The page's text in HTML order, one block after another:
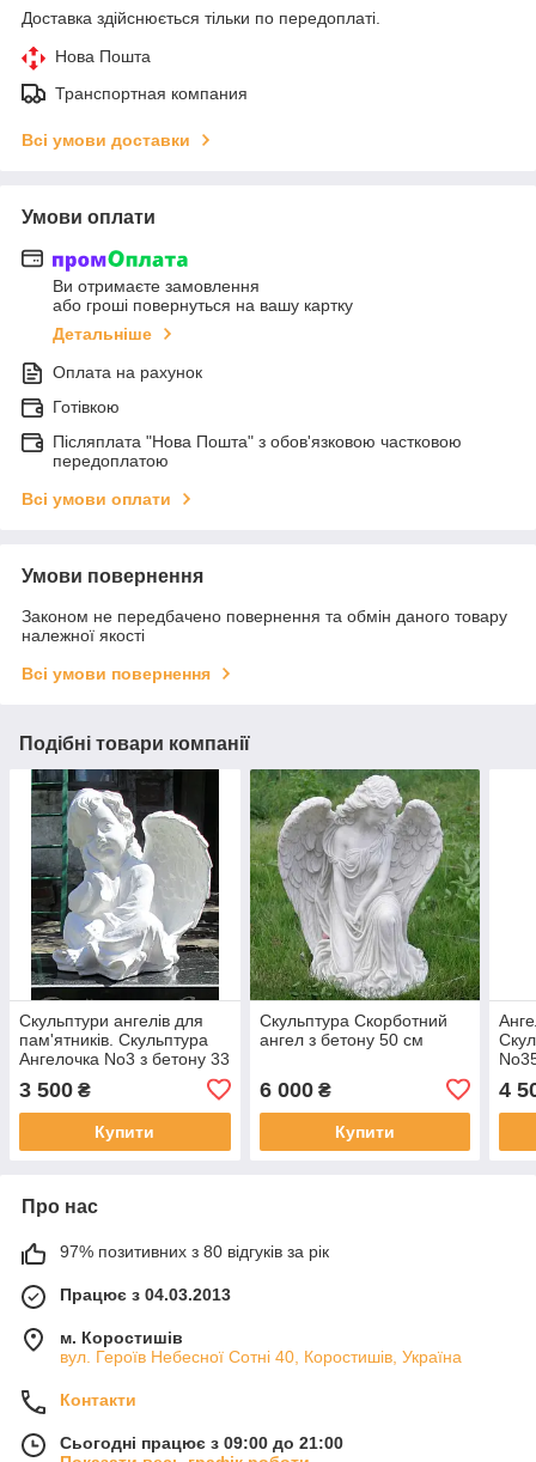
Доставка здійснюється тільки по передоплаті.
Нова Пошта
Транспортная компания
Всі умови доставки
Умови оплати
Ви отримаєте замовлення
або гроші повернуться на вашу картку
Детальніше
Оплата на рахунок
Готівкою
Післяплата "Нова Пошта" з обов'язковою частковою
передоплатою
Всі умови оплати
Умови повернення
Законом не передбачено повернення та обмін даного товару
належної якості
Всі умови повернення
Подібні товари компанії
Скульптури ангелів для
пам'ятників. Скульптура
Ангелочка No3 з бетону 33
3 500 ₴
Купити
Скульптура Скорботний
ангел з бетону 50 см
6 000₴
Купити
4
Про нас
97% позитивних з 80 відгуків за рік
Працює з 04.03.2013
м. Коростишів
вул. Героїв Небесної Сотні 40, Коростишів, Україна
Контакти
Сьогодні працює з 09:00 до 21:00